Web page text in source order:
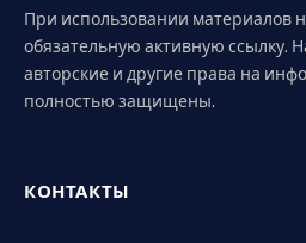
При использовании материалов
обязательную активную ссылку.
авторские и другие права на
полностью защищены.
КОНТАКТЫ